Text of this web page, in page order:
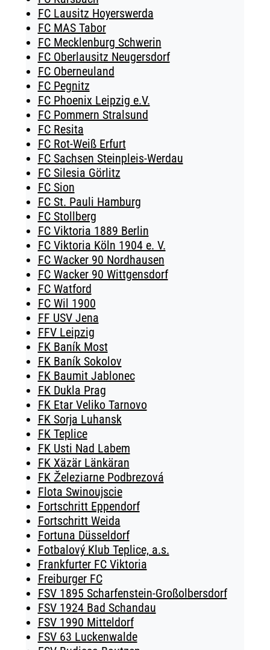
FC Lausitz Hoyerswerda
FC MAS Tabor
FC Mecklenburg Schwerin
FC Oberlausitz Neugersdorf
FC Oberneuland
FC Pegnitz
FC Phoenix Leipzig e.V.
FC Pommern Stralsund
FC Resita
FC Rot-Weiß Erfurt
FC Sachsen Steinpleis-Werdau
FC Silesia Görlitz
FC Sion
FC St. Pauli Hamburg
FC Stollberg
FC Viktoria 1889 Berlin
FC Viktoria Köln 1904 e. V.
FC Wacker 90 Nordhausen
FC Wacker 90 Wittgensdorf
FC Watford
FC Wil 1900
FF USV Jena
FFV Leipzig
FK Baník Most
FK Baník Sokolov
FK Baumit Jablonec
FK Dukla Prag
FK Etar Veliko Tarnovo
FK Sorja Luhansk
FK Teplice
FK Usti Nad Labem
FK Xäzär Länkäran
FK Železiarne Podbrezová
Flota Swinoujscie
Fortschritt Eppendorf
Fortschritt Weida
Fortuna Düsseldorf
Fotbalový Klub Teplice, a.s.
Frankfurter FC Viktoria
Freiburger FC
FSV 1895 Scharfenstein-Großolbersdorf
FSV 1924 Bad Schandau
FSV 1990 Mitteldorf
FSV 63 Luckenwalde